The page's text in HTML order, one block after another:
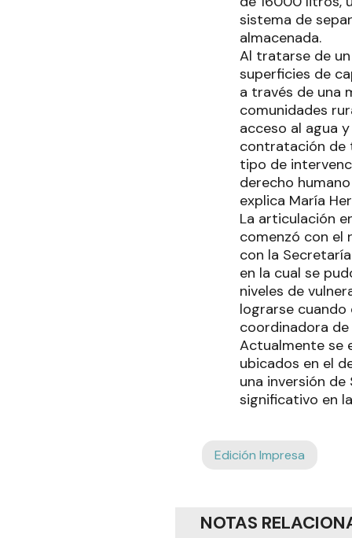
sistema de
almacenada.
Al tratarse de
superficies de
a través de una
comunidades
acceso al agua
contratación de
tipo de
derecho
explica María
La articulación
comenzó con el
con la
en la cual se
niveles de
lograrse cuando
coordinadora de
Actualmente se
ubicados en el
una inversión de
significativo en
Edición Impresa
NOTAS